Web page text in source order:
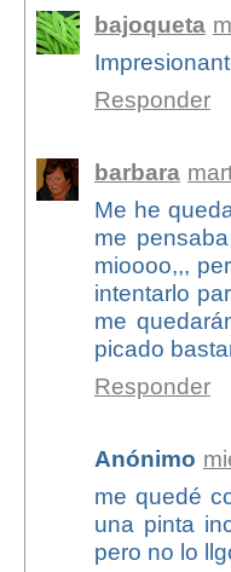
bajoqueta
Responder
barbara
Me he
me
mioooo,,,
intentarlo
me
picado
Responder
Anónimo
me quedé
una pinta
pero no lo